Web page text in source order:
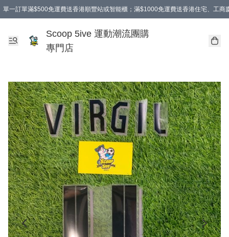
單一訂單滿$500免運費送香港順豐站或智能櫃；滿$1000免運費送香港住宅、工商
Scoop 5ive 運動潮流團購
專門店